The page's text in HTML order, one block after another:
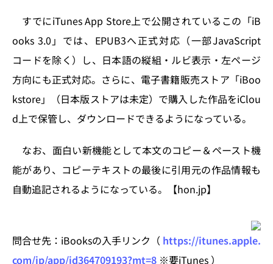
すでにiTunes App Store上で公開されているこの「iB
ooks 3.0」では、EPUB3へ正式対応（一部JavaScript
コードを除く）し、日本語の縦組・ルビ表示・左ページ
方向にも正式対応。さらに、電子書籍販売ストア「iBoo
kstore」（日本版ストアは未定）で購入した作品をiClou
d上で保管し、ダウンロードできるようになっている。
なお、面白い新機能として本文のコピー＆ペースト機
能があり、コピーテキストの最後に引用元の作品情報も
自動追記されるようになっている。【hon.jp】
問合せ先：iBooksの入手リンク（ https://itunes.apple.
com/jp/app/id364709193?mt=8 ※要iTunes ）